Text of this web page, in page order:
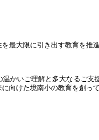
最大限に引き出す教育を推
かいご理解と多大なるご
向けた境南小の教育を創っ